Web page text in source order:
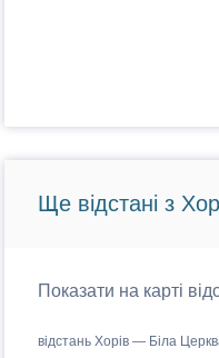
Ще відстані з
Показати на карті
відстань Хорів — Біла